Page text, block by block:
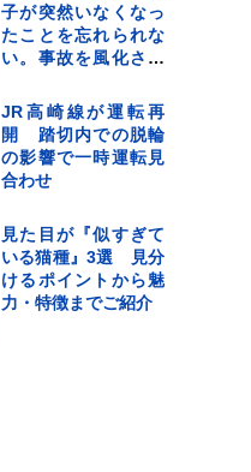
子が突然いなくなっ
たことを忘れられな
い。事故を風化させ
馬県防災ヘリ墜落事
故から8年 中之条町
で追悼式
JR高崎線が運転再
開 踏切内での脱輪
の影響で一時運転見
合わせ
見た目が『似すぎて
いる猫種』3選 見分
けるポイントから魅
力・特徴までご紹介